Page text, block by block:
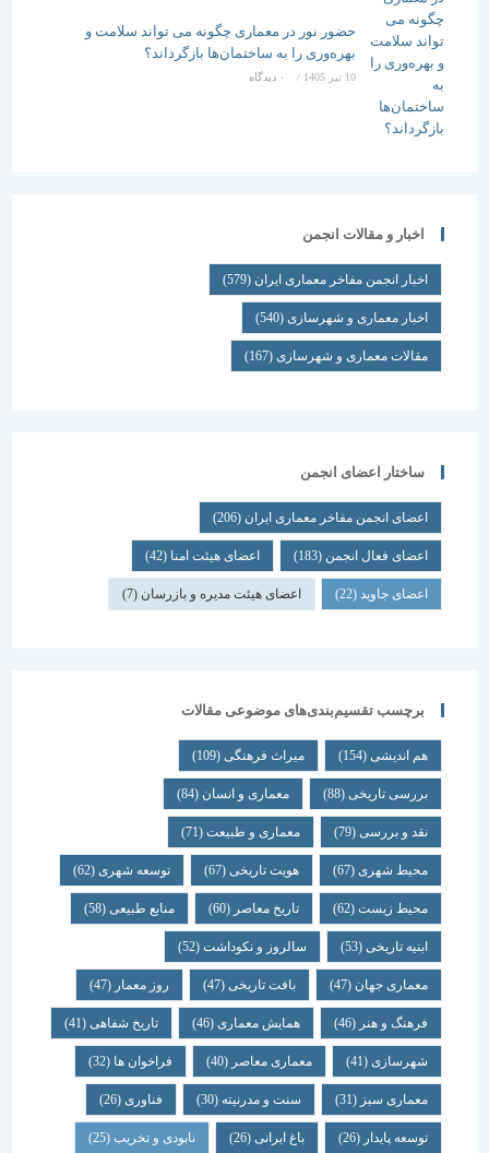
حضور نور در معماری چگونه می تواند سلامت و
بهره‌وری را به ساختمان‌ها بازگرداند؟
/ ۰ دیدگاه
اخبار و مقالات انجمن
اخبار انجمن مفاخر معماری ایران (579)
اخبار معماری و شهرسازی(540)
مقالات معماری و شهرسازی(167)
ساختار اعضای انجمن
اعضای انجمن مفاخر معماری ایران (206)
اعضای فعال انجمن(183) اعضای هیئت امنا(42)
اعضای جاوید(22) اعضای هیئت مدیره و بازرسان(7)
برچسب تقسیم‌بندی‌های موضوعی مقالات
هم اندیشی (154) میراث فرهنگی (109)
بررسی تاریخی (88) معماری و انسان (84)
نقد و بررسی (79) معماری و طبیعت (71)
محیط شهری(67) هویت تاریخی(67) توسعه شهری(62)
محیط زیست(62) تاریخ معاصر(60) منابع طبیعی(58)
ابنیه تاریخی(53) سالروز و نکوداشت(52)
معماری جهان (47) بافت تاریخی(47) روز معمار(47)
فرهنگ و هنر(46) همایش معماری (46) تاریخ شفاهی (41)
شهرسازی(41) معماری معاصر(40) فراخوان ها (32)
معماری سبز(31) سنت و مدرنیته(30) فناوری (26)
توسعه پایدار(26) باغ ایرانی(26) نابودی و تخریب(25)